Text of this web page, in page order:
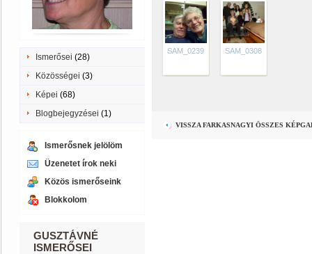
Ismerősei (28)
Közösségei (3)
Képei (68)
Blogbejegyzései (1)
Ismerősnek jelölöm
Üzenetet írok neki
Közös ismerőseink
Blokkolom
GUSZTÁVNÉ
ISMERŐSEI
SAM_0239 SAM_0308
VISSZA FARKASNAGYI ÖSSZES